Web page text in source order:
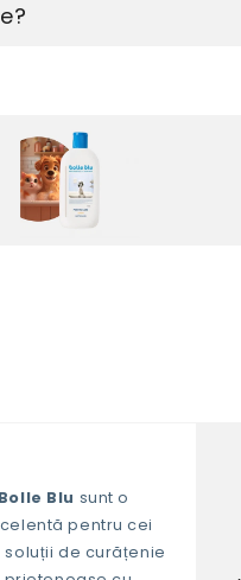
Bolle Blu sunt o
pentru cei
de curățenie